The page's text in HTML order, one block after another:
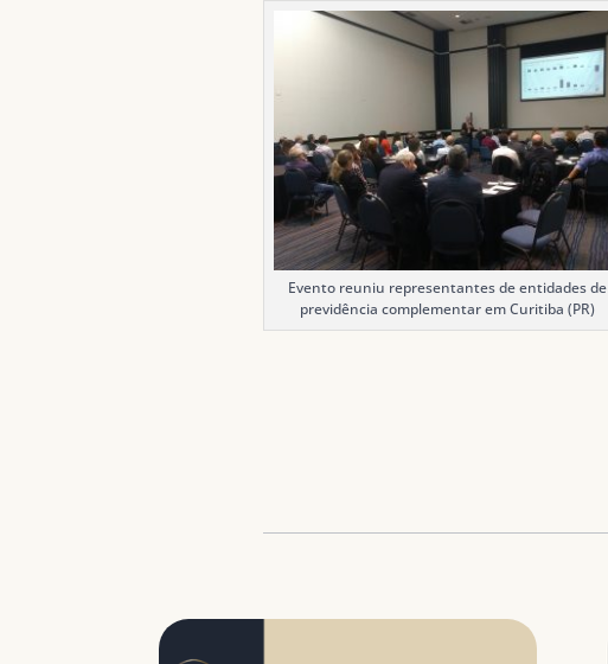
Evento reuniu representantes de entidades de
previdência complementar em Curitiba (PR)